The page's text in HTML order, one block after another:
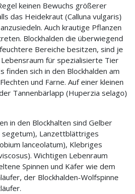
keinen Bewuchs größerer
das Heidekraut (Calluna vulgaris)
Auch krautige Pflanzen
Blockhalden die überwiegend
Bereiche besitzen, sind je
für spezialisierte Tier
finden sich in den Blockhalden am
und Farne. Auf einer kleinen
Tannenbärlapp (Huperzia selago)
in den Blockhalten sind Gelber
segetum), Lanzettblättriges
lanceolatum), Klebriges
Wichtigen Lebenraum
Spinnen und Käfer wie dem
der Blockhalden-Wolfspinne